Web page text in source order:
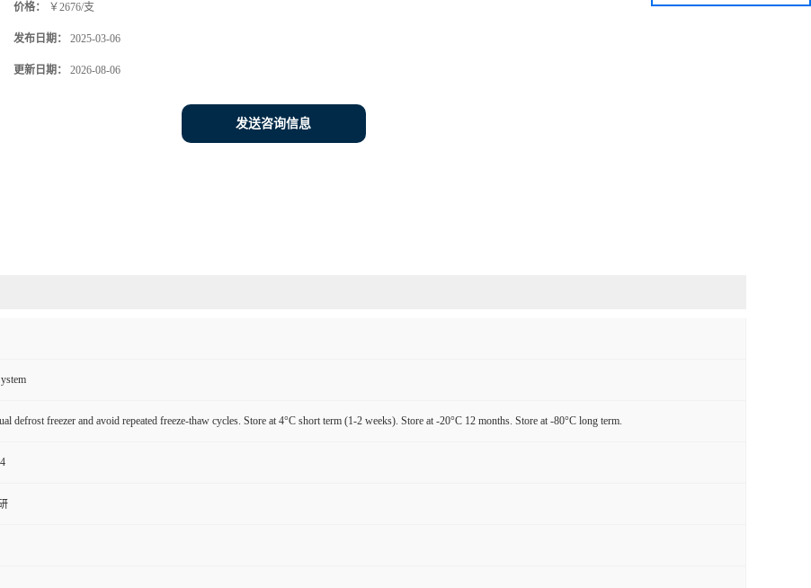
价格： ￥2676/支
发布日期： 2025-03-06
更新日期： 2026-08-06
发送咨询信息
defrost freezer and avoid repeated freeze-thaw cycles. Store at 4°C short term (1-2 weeks). Store at -20°C 12 months. Store at -80°C long term.